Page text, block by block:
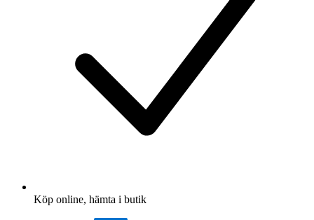
Köp online, hämta i butik